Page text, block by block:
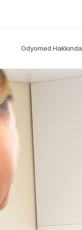
Odyomed Hakkında